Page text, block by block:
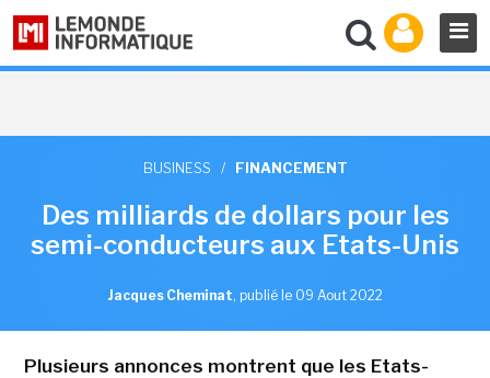
BUSINESS / FINANCEMENT
Des milliards de dollars pour les
semi-conducteurs aux Etats-Unis
Jacques Cheminat, publié le 09 Aout 2022
Plusieurs annonces montrent que les Etats-